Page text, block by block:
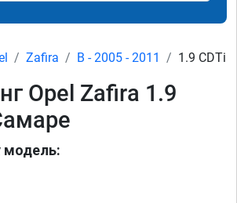
Zafira B - 2005 - 2011 1.9 CDTi
Opel Zafira 1.9
модель: